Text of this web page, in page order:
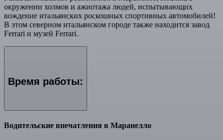
окружении холмов и ажиотажа людей, испытывающих
вождение итальянских роскошных спортивных автомобилей!
В этом северном итальянском городе также находится завод
Ferrari и музей Ferrari.
Время работы:
Водительские впечатления в Маранелло